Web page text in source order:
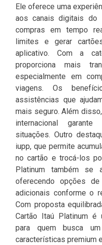
Ele oferece uma
aos canais digitais do
compras em tempo
limites e gerar
aplicativo. Com a
proporciona mais
especialmente em
viagens. Os
assistências que
mais seguro. Além
internacional
situações. Outro
iupp, que permite
no cartão e trocá-los
Platinum também se
oferecendo opções
adicionais conforme o
Com proposta
Cartão Itaú Platinum é
para quem busca
características premium